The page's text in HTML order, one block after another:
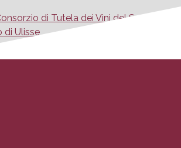
di Tutela dei Vini del Sannio
di Ulisse